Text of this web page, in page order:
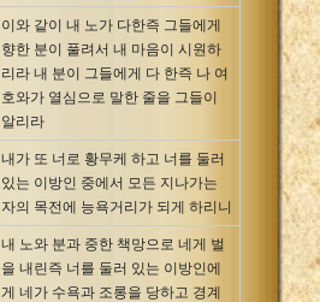
이와 같이 내 노가 다한즉 그들에게
향한 분이 풀려서 내 마음이 시원하
리라 내 분이 그들에게 다 한즉 나 여
호와가 열심으로 말한 줄을 그들이
알리라
내가 또 너로 황무케 하고 너를 둘러
있는 이방인 중에서 모든 지나가는
자의 목전에 능욕거리가 되게 하리니
내 노와 분과 중한 책망으로 네게 벌
을 내린즉 너를 둘러 있는 이방인에
게 네가 수욕과 조롱을 당하고 경계